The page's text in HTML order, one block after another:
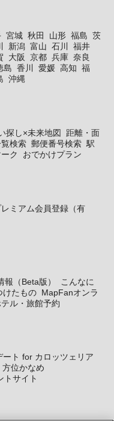
宮城 秋田 山形 福島 茨
新潟 富山 石川
福井
大阪 京都 兵庫 奈良
島 香川 愛媛 高知 福
沖縄
探し×未来地図
距離・面
検索 郵便番号検索 駅
ク おでかけプラン
ミアム会員登録（有
（Beta版）
こんなに
けたもの MapFanオンラ
ル・旅館予約
ート for カロッツェリア
方位かなめ
トサイト